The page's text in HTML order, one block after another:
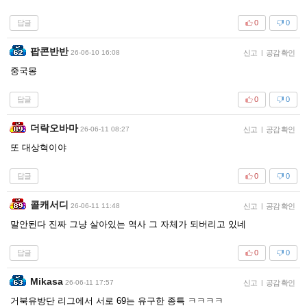
답글 0
0
팝콘반반 26-06-10 16:08 신고 | 공감 확인
중국몽
답글 0
0
더락오바마 26-06-11 08:27 신고 | 공감 확인
또 대상혁이야
답글 0
0
콜캐서디 26-06-11 11:48 신고 | 공감 확인
말안된다 진짜 그냥 살아있는 역사 그 자체가 되버리고 있네
답글 0
0
Mikasa 26-06-11 17:57 신고 | 공감 확인
거북유방단 리그에서 서로 69는 유구한 종특 ㅋㅋㅋㅋ